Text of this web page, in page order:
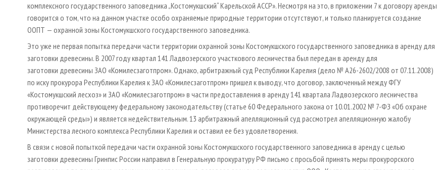
комплексного государственного заповедника „Костомукшский“ Карельской АССР». Несмотря на это, в приложении 7 к договору аренды
говорится о том, что на данном участке особо охраняемые природные территории отсутствуют, и только планируется создание
ООПТ — охранной зоны Костомукшского государственного заповедника.
Это уже не первая попытка передачи части территории охранной зоны Костомукшского государственного заповедника в аренду для
заготовки древесины. В 2007 году квартал 141 Ладвозерского участкового лесничества был передан в аренду для
заготовки древесины ЗАО «Комилесзаготпром». Однако, арбитражный суд Республики Карелия (дело № А26-2602/2008 от 07.11.2008)
по иску прокурора Республики Карелия к ЗАО «Комилесзаготпром» пришел к выводу, что договор, заключенный между ФГУ
«Костомукшский лесхоз» и ЗАО «Комилесзаготпром» в части предоставления в аренду 141 квартала Ладвозерского лесничества
противоречит действующему федеральному законодательству (статье 60 Федерального закона от 10.01.2002 № 7-ФЗ «Об охране
окружающей среды») и является недействительным. 13 арбитражный апелляционный суд рассмотрел апелляционную жалобу
Министерства лесного комплекса Республики Карелия и оставил ее без удовлетворения.
В связи с новой попыткой передачи части охранной зоны Костомукшского государственного заповедника в аренду с целью
заготовки древесины Гринпис России направил в Генеральную прокуратуру РФ письмо с просьбой принять меры прокурорского